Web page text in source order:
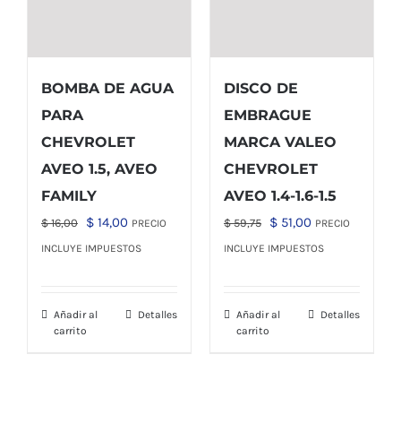
BOMBA DE AGUA
PARA
CHEVROLET
AVEO 1.5, AVEO
FAMILY
$16,00
El
precio
$ 16,00.
$ 14,00El
precio
$ 14,00.
PRECIO
INCLUYE IMPUESTOS
Añadir al
carrito
Detalles
DISCO DE
EMBRAGUE
MARCA VALEO
CHEVROLET
AVEO 1.4-1.6-1.5
$59,75
El
precio
$ 59,75.
$ 51,00El
precio
$ 51,00.
PRECIO
INCLUYE IMPUESTOS
Añadir al
carrito
Detalles